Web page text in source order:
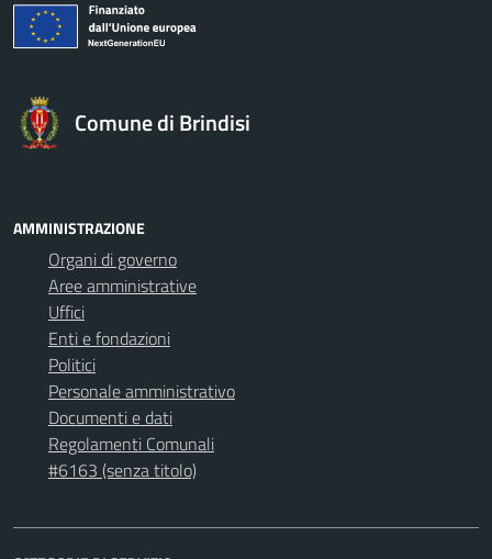
Comune di Brindisi
AMMINISTRAZIONE
Organi di governo
Aree amministrative
Uffici
Enti e fondazioni
Politici
Personale amministrativo
Documenti e dati
Regolamenti Comunali
#6163 (senza titolo)